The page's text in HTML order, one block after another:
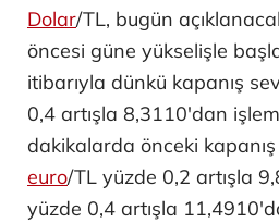
Dolar/TL, bugün
öncesi güne yükselişle
itibarıyla dünkü kapanış
0,4 artışla 8,3110'dan
dakikalarda önceki
euro/TL yüzde 0,2 artışla
yüzde 0,4 artışla